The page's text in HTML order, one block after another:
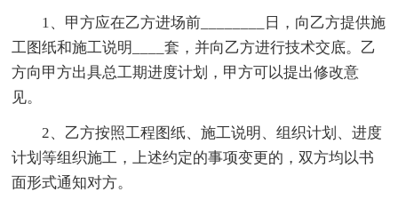
1、甲方应在乙方进场前________日，向乙方提供施
工图纸和施工说明____套，并向乙方进行技术交底。乙
方向甲方出具总工期进度计划，甲方可以提出修改意
见。
2、乙方按照工程图纸、施工说明、组织计划、进度
计划等组织施工，上述约定的事项变更的，双方均以书
面形式通知对方。